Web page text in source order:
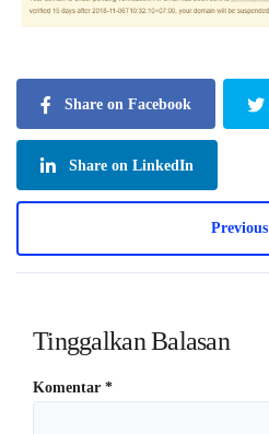
Share on Facebook
Share on LinkedIn
Previous
Tinggalkan Balasan
Komentar *